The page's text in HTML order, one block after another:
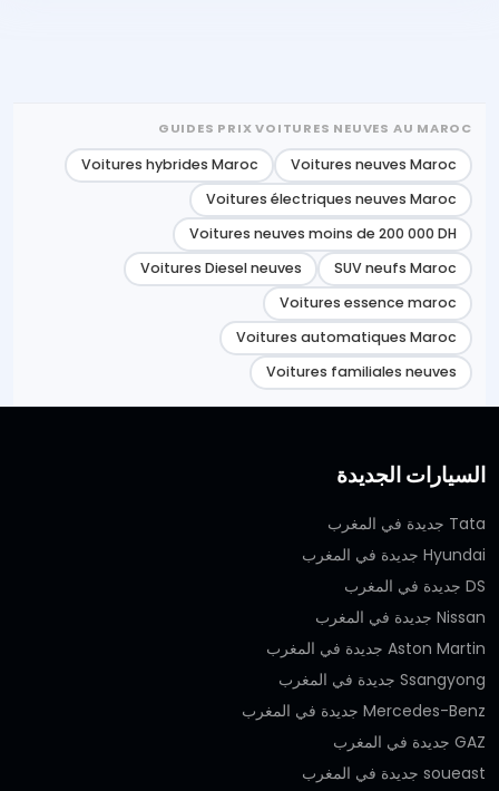
GUIDES PRIX VOITURES NEUVES AU MAROC
Voitures neuves Maroc
Voitures hybrides Maroc
Voitures électriques neuves Maroc
Voitures neuves moins de 200 000 DH
SUV neufs Maroc
Voitures Diesel neuves
Voitures essence maroc
Voitures automatiques Maroc
Voitures familiales neuves
السيارات الجديدة
Tata جديدة في المغرب
Hyundai جديدة في المغرب
DS جديدة في المغرب
Nissan جديدة في المغرب
Aston Martin جديدة في المغرب
Ssangyong جديدة في المغرب
Mercedes-Benz جديدة في المغرب
GAZ جديدة في المغرب
soueast جديدة في المغرب